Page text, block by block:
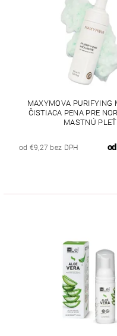
MAXYMOVA PURIFYING
ČISTIACA PENA PRE
MASTNÚ PLEŤ
od €9,27 bez DPH od